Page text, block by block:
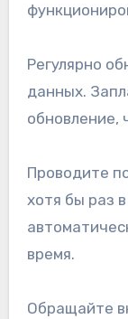
Регулярно
данных.
обновление,
Проводите
хотя бы раз
время.
Обращайте